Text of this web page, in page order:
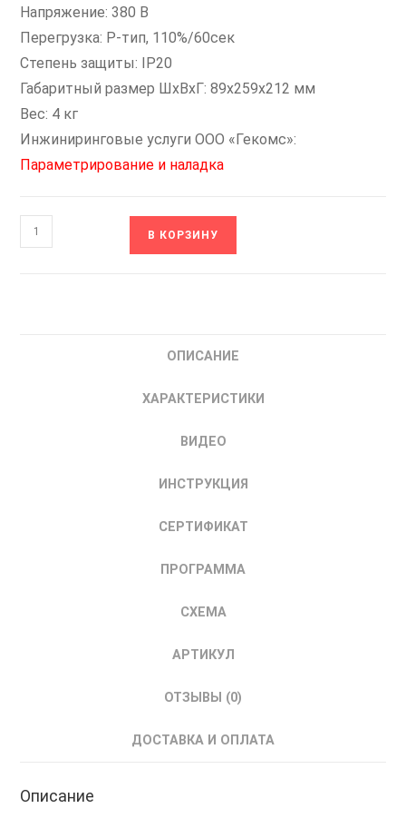
Напряжение: 380 В
Перегрузка: P-тип, 110%/60сек
Степень защиты: IP20
Габаритный размер ШхВхГ: 89x259x212 мм
Вес: 4 кг
Инжиниринговые услуги ООО «Гекомс»:
Параметрирование и наладка
Количество
товара
В КОРЗИНУ
ОПИСАНИЕ
ХАРАКТЕРИСТИКИ
ВИДЕО
ИНСТРУКЦИЯ
СЕРТИФИКАТ
ПРОГРАММА
СХЕМА
АРТИКУЛ
ОТЗЫВЫ (0)
ДОСТАВКА И ОПЛАТА
Описание